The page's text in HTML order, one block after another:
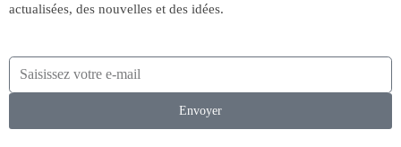
actualisées, des nouvelles et des idées.
Envoyer